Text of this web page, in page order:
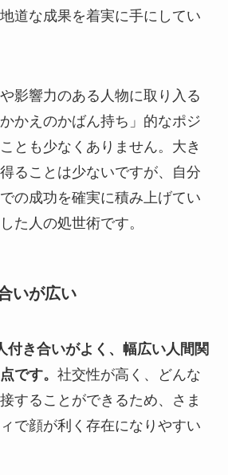
道な成果を着実に手にしてい
影響力のある人物に取り入る
かえのかばん持ち」的なポジ
とも少なくありません。大き
ることは少ないですが、自分
の成功を確実に積み上げてい
た人の処世術です。
いが広い
付き合いがよく、幅広い人間関
です。 社交性が高く、どんな
することができるため、さま
で顔が利く存在になりやすい